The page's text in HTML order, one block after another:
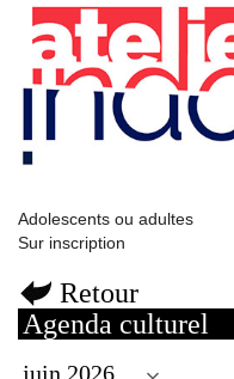
Adolescents ou adultes
Sur inscription
Retour
Agenda culturel